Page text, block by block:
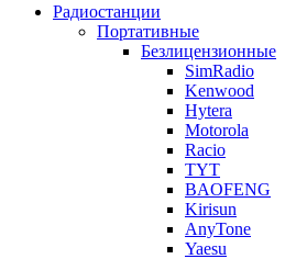
Радиостанции
Портативные
Безлицензионные
SimRadio
Kenwood
Hytera
Motorola
Racio
TYT
BAOFENG
Kirisun
AnyTone
Yaesu